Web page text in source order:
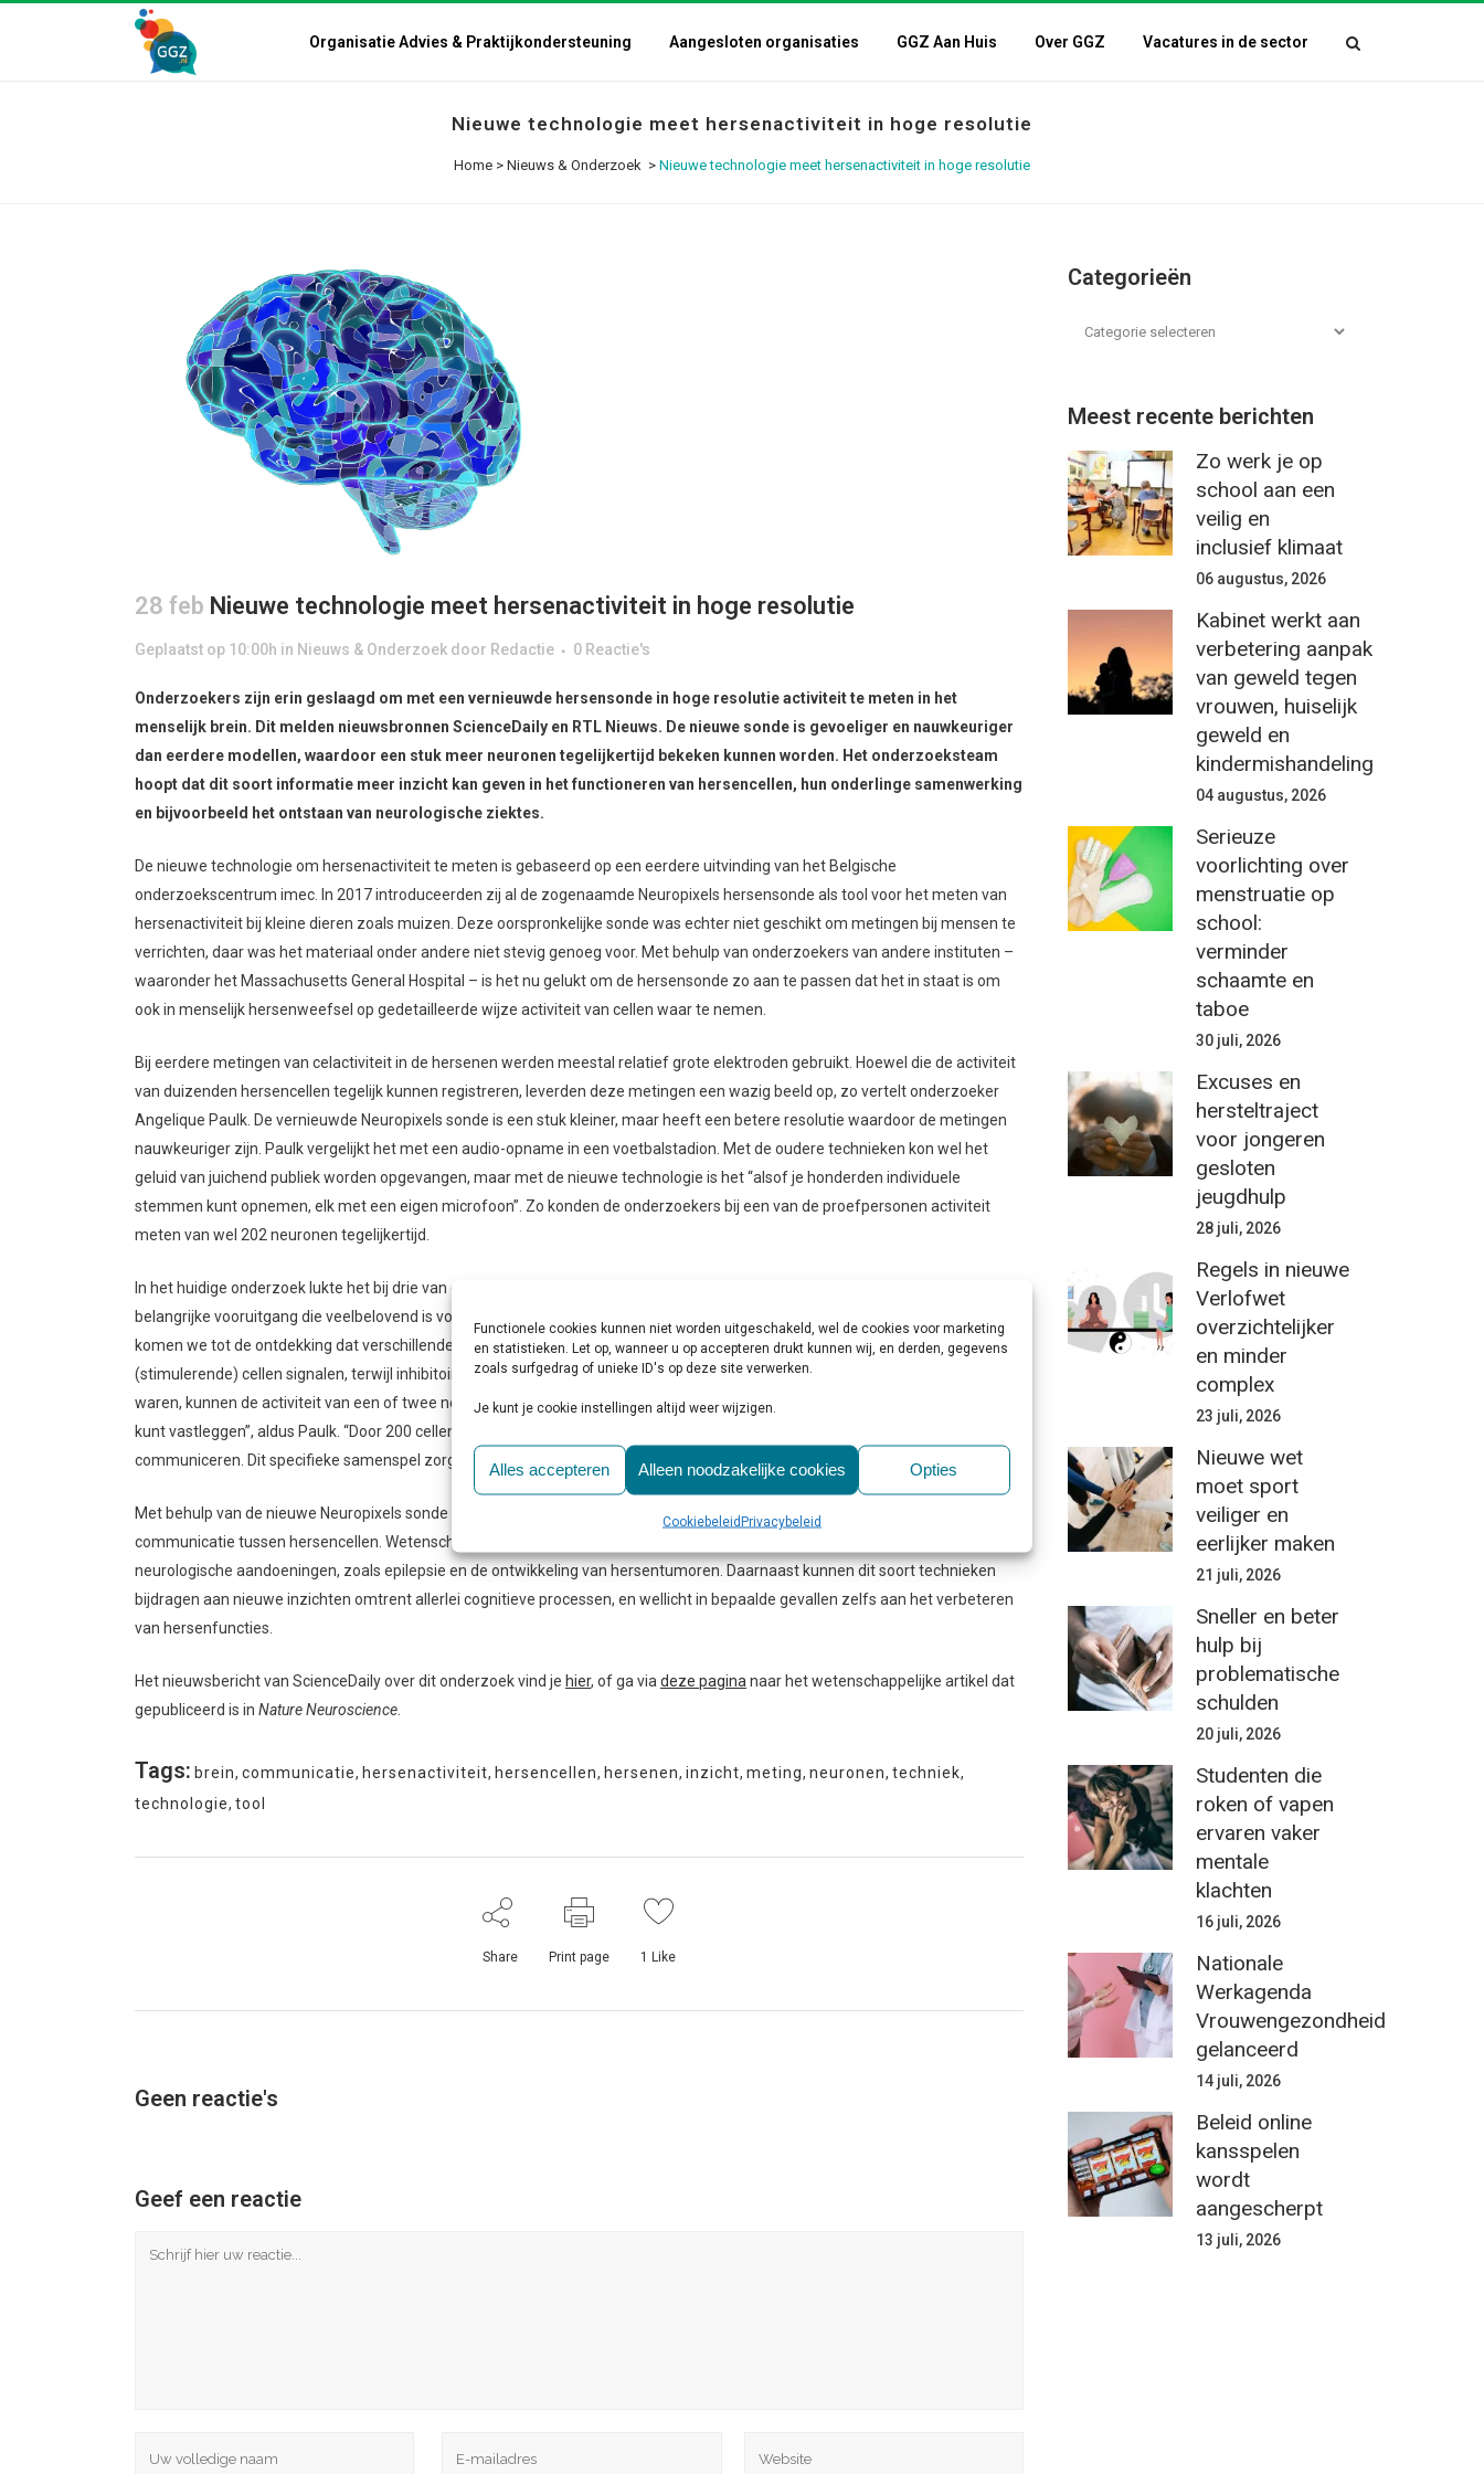
Functionele cookies kunnen niet worden uitgeschakeld, wel de cookies voor marketing
en statistieken. Let op, wanneer u op accepteren drukt kunnen wij, en derden, gegevens
zoals surfgedrag of unieke ID's op deze site verwerken.
Je kunt je cookie instellingen altijd weer wijzigen.
Alles accepteren Alleen noodzakelijke cookies Opties
CookiebeleidPrivacybeleid
Organisatie Advies & Praktijkondersteuning Aangesloten organisaties GGZ Aan Huis Over GGZ Vacatures in de sector
Nieuwe technologie meet hersenactiviteit in hoge resolutie
Home > Nieuws & Onderzoek > Nieuwe technologie meet hersenactiviteit in hoge resolutie
28 feb Nieuwe technologie meet hersenactiviteit in hoge resolutie
Geplaatst op 10:00h in Nieuws & Onderzoek door Redactie 0 Reactie's
Onderzoekers zijn erin geslaagd om met een vernieuwde hersensonde in hoge resolutie activiteit te meten in het
menselijk brein. Dit melden nieuwsbronnen ScienceDaily en RTL Nieuws. De nieuwe sonde is gevoeliger en nauwkeuriger
dan eerdere modellen, waardoor een stuk meer neuronen tegelijkertijd bekeken kunnen worden. Het onderzoeksteam
hoopt dat dit soort informatie meer inzicht kan geven in het functioneren van hersencellen, hun onderlinge samenwerking
en bijvoorbeeld het ontstaan van neurologische ziektes.
De nieuwe technologie om hersenactiviteit te meten is gebaseerd op een eerdere uitvinding van het Belgische
onderzoekscentrum imec. In 2017 introduceerden zij al de zogenaamde Neuropixels hersensonde als tool voor het meten van
hersenactiviteit bij kleine dieren zoals muizen. Deze oorspronkelijke sonde was echter niet geschikt om metingen bij mensen te
verrichten, daar was het materiaal onder andere niet stevig genoeg voor. Met behulp van onderzoekers van andere instituten –
waaronder het Massachusetts General Hospital – is het nu gelukt om de hersensonde zo aan te passen dat het in staat is om
ook in menselijk hersenweefsel op gedetailleerde wijze activiteit van cellen waar te nemen.
Bij eerdere metingen van celactiviteit in de hersenen werden meestal relatief grote elektroden gebruikt. Hoewel die de activiteit
van duizenden hersencellen tegelijk kunnen registreren, leverden deze metingen een wazig beeld op, zo vertelt onderzoeker
Angelique Paulk. De vernieuwde Neuropixels sonde is een stuk kleiner, maar heeft een betere resolutie waardoor de metingen
nauwkeuriger zijn. Paulk vergelijkt het met een audio-opname in een voetbalstadion. Met de oudere technieken kon wel het
geluid van juichend publiek worden opgevangen, maar met de nieuwe technologie is het “alsof je honderden individuele
stemmen kunt opnemen, elk met een eigen microfoon”. Zo konden de onderzoekers bij een van de proefpersonen activiteit
meten van wel 202 neuronen tegelijkertijd.
In het huidige onderzoek lukte het bij drie van de negen proefpersonen om neuronale activiteit in kaart te brengen. Een
belangrijke vooruitgang die veelbelovend is voor toekomstig onderzoek. Paulk: “Dankzij nieuwe tools met hogere resolutie
komen we tot de ontdekking dat verschillende soorten cellen erg interessante dingen doen.” Zo genereren excitatoire
(stimulerende) cellen signalen, terwijl inhibitoire (remmende) cellen deze vertragen of stoppen. Kleine sondes die al beschikbaar
waren, kunnen de activiteit van een of twee neuronen meten. “Maar dat betekent dat je niet de algehele diversiteit van celtypen
kunt vastleggen”, aldus Paulk. “Door 200 cellen tegelijkertijd te meten, krijgen we inzicht in hoe de cellen met elkaar
communiceren. Dit specifieke samenspel zorgt ervoor dat de netwerken in onze hersenen goed functioneren.”
Met behulp van de nieuwe Neuropixels sonde en vergelijkbare technologieën kunnen we dus steeds meer begrijpen van de
communicatie tussen hersencellen. Wetenschappers hopen hiermee in de toekomst ook meer te weten te komen over diverse
neurologische aandoeningen, zoals epilepsie en de ontwikkeling van hersentumoren. Daarnaast kunnen dit soort technieken
bijdragen aan nieuwe inzichten omtrent allerlei cognitieve processen, en wellicht in bepaalde gevallen zelfs aan het verbeteren
van hersenfuncties.
Het nieuwsbericht van ScienceDaily over dit onderzoek vind je hier, of ga viadeze paginanaar het wetenschappelijke artikel dat
gepubliceerd is in Nature Neuroscience.
Tags: brein, communicatie, hersenactiviteit, hersencellen, hersenen, inzicht, meting, neuronen, techniek,
technologie, tool
Share Print page 1 Like
Geen reactie's
Geef een reactie
Categorieën
Meest recente berichten
Zo werk je op
school aan een
veilig en
inclusief klimaat
06 augustus, 2026
Kabinet werkt aan
verbetering aanpak
van geweld tegen
vrouwen, huiselijk
geweld en
kindermishandeling
04 augustus, 2026
Serieuze
voorlichting over
menstruatie op
school:
verminder
schaamte en
taboe
30 juli, 2026
Excuses en
hersteltraject
voor jongeren
gesloten
jeugdhulp
28 juli, 2026
Regels in nieuwe
Verlofwet
overzichtelijker
en minder
complex
23 juli, 2026
Nieuwe wet
moet sport
veiliger en
eerlijker maken
21 juli, 2026
Sneller en beter
hulp bij
problematische
schulden
20 juli, 2026
Studenten die
roken of vapen
ervaren vaker
mentale
klachten
16 juli, 2026
Nationale
Werkagenda
Vrouwengezondheid
gelanceerd
14 juli, 2026
Beleid online
kansspelen
wordt
aangescherpt
13 juli, 2026